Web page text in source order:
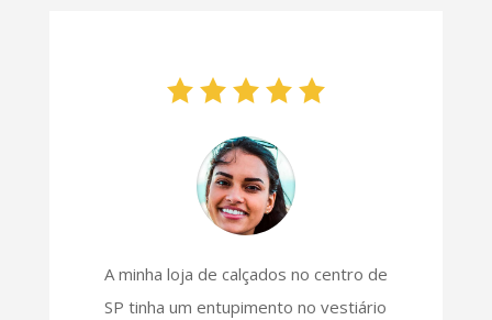
A minha loja de calçados no centro de
SP tinha um entupimento no vestiário